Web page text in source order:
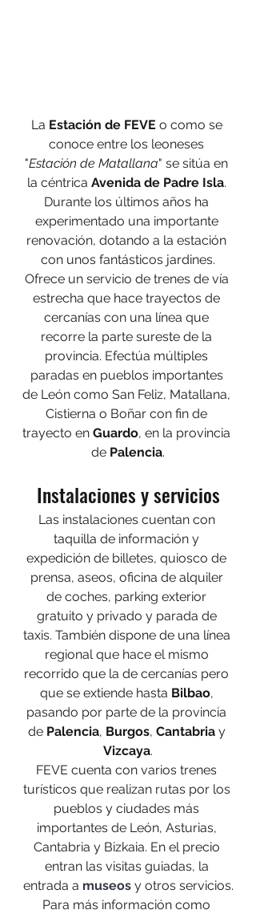
La Estación de FEVE o como se
conoce entre los leoneses
"Estación de Matallana" se sitúa en
la céntrica Avenida de Padre Isla.
Durante los últimos años ha
experimentado una importante
renovación, dotando a la estación
con unos fantásticos jardines.
Ofrece un servicio de trenes de vía
estrecha que hace trayectos de
cercanías con una línea que
recorre la parte sureste de la
provincia. Efectúa múltiples
paradas en pueblos importantes
de León como San Feliz, Matallana,
Cistierna o Boñar con fin de
trayecto en Guardo, en la provincia
de Palencia.
Instalaciones y servicios
Las instalaciones cuentan con
taquilla de información y
expedición de billetes, quiosco de
prensa, aseos, oficina de alquiler
de coches, parking exterior
gratuito y privado y parada de
taxis. También dispone de una línea
regional que hace el mismo
recorrido que la de cercanías pero
que se extiende hasta Bilbao,
pasando por parte de la provincia
de Palencia, Burgos, Cantabria y
Vizcaya.
FEVE cuenta con varios trenes
turísticos que realizan rutas por los
pueblos y ciudades más
importantes de León, Asturias,
Cantabria y Bizkaia. En el precio
entran las visitas guiadas, la
entrada a museos y otros servicios.
Para más información como